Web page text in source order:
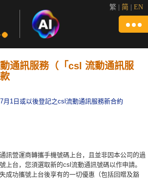
繁 简 EN
通訊服務（「csl 流動通訊服
月1日或以後登記之csl流動通訊服務新合約
訊營運商轉攜手機號碼上台，且並非因本公司的過
上台，您須選取新的csl流動通訊號碼以作申請。
成功攜號上台後享有的一切優惠（包括回贈及豁